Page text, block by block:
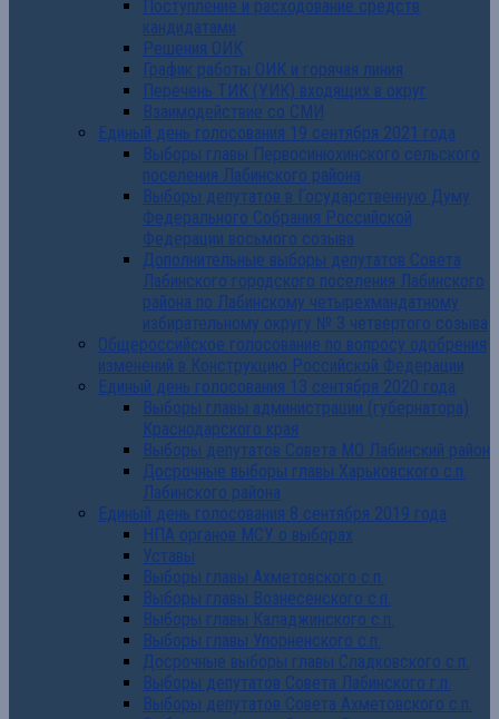
Поступление и расходование средств
кандидатами
Решения ОИК
График работы ОИК и горячая линия
Перечень ТИК (УИК) входящих в округ
Взаимодействие со СМИ
Единый день голосования 19 сентября 2021 года
Выборы главы Первосинюхинского сельского
поселения Лабинского района
Выборы депутатов в Государственную Думу
Федерального Собрания Российской
Федерации восьмого созыва
Дополнительные выборы депутатов Совета
Лабинского городского поселения Лабинского
района по Лабинскому четырехмандатному
избирательному округу № 3 четвертого созыва
Общероссийское голосование по вопросу одобрения
изменений в Конструкцию Российской Федерации
Единый день голосования 13 сентября 2020 года
Выборы главы администрации (губернатора)
Краснодарского края
Выборы депутатов Совета МО Лабинский район
Досрочные выборы главы Харьковского с.п.
Лабинского района
Единый день голосования 8 сентября 2019 года
НПА органов МСУ о выборах
Уставы
Выборы главы Ахметовского с.п.
Выборы главы Вознесенского с.п.
Выборы главы Каладжинского с.п.
Выборы главы Упорненского с.п.
Досрочные выборы главы Сладковского с.п.
Выборы депутатов Совета Лабинского г.п.
Выборы депутатов Совета Ахметовского с.п.